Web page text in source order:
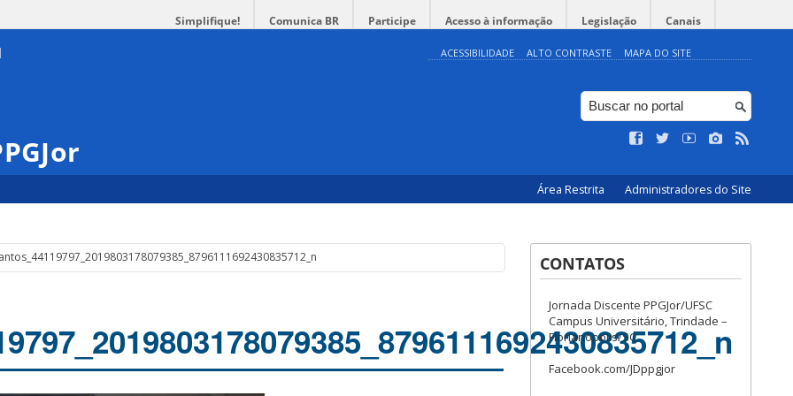
Simplifique! Comunica BR Participe Acesso à informação Legislação Canais
ACESSIBILIDADE ALTO CONTRASTE MAPA DO SITE
Área Restrita Administradores do Site
CONTATOS
Jornada Discente PPGJor/UFSC
Campus Universitário, Trindade –
Florianópolis/SC
Facebook.com/JDppgjor